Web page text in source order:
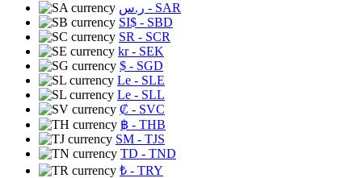
ر.س - SAR
SI$ - SBD
SR - SCR
kr- SEK
$ - SGD
Le - SLE
Le - SLL
₡ - SVC
฿ - THB
ЅМ - TJS
TD - TND
₺ - TRY